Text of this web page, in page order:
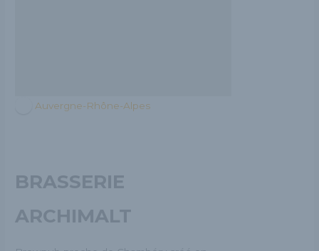
Auvergne-Rhône-Alpes
BRASSERIE
ARCHIMALT